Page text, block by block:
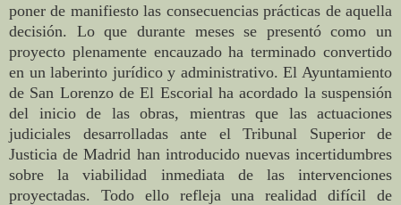
poner de manifiesto las consecuencias prácticas de aquella
decisión. Lo que durante meses se presentó como un
proyecto plenamente encauzado ha terminado convertido
en un laberinto jurídico y administrativo. El Ayuntamiento
de San Lorenzo de El Escorial ha acordado la suspensión
del inicio de las obras, mientras que las actuaciones
judiciales desarrolladas ante el Tribunal Superior de
Justicia de Madrid han introducido nuevas incertidumbres
sobre la viabilidad inmediata de las intervenciones
proyectadas. Todo ello refleja una realidad difícil de